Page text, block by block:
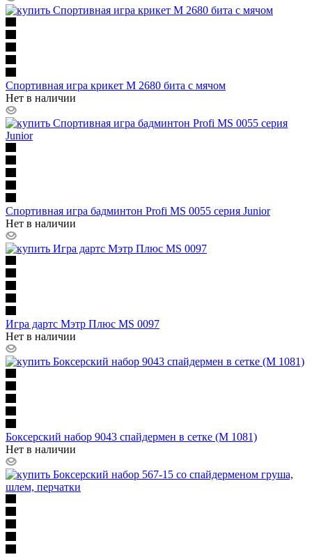
Спортивная игра крикет M 2680 бита с мячом
Нет в наличии
Спортивная игра бадминтон Profi MS 0055 серия Junior
Нет в наличии
Игра дартс Мэтр Плюс MS 0097
Нет в наличии
Боксерский набор 9043 спайдермен в сетке (М 1081)
Нет в наличии